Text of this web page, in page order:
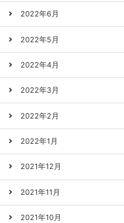
2022年6月
2022年5月
2022年4月
2022年3月
2022年2月
2022年1月
2021年12月
2021年11月
2021年10月